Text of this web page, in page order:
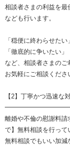
相談者さまの利益を最
なども行います。
「穏便に終わらせたい」
「徹底的に争いたい」
など、相談者さまのご
お気軽にご相談くださ
【2】丁寧かつ迅速な
離婚や不倫の慰謝料請
で】無料相談を行って
無料相談でもいい加減